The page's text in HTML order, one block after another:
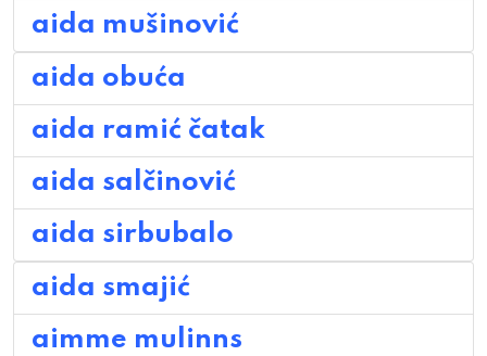
aida mušinović
aida obuća
aida ramić čatak
aida salčinović
aida sirbubalo
aida smajić
aimme mulinns